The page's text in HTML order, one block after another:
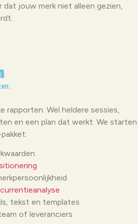
jouw merk niet alleen gezien,
rapporten. Wel heldere sessies,
en een plan dat werkt. We starten
tekst en templates
of leveranciers